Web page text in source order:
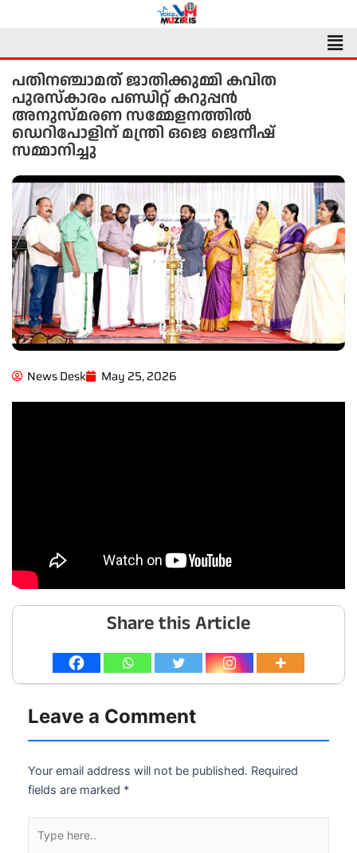
പതിനഞ്ചാമത് ജാതിക്കുമ്മി കവിത
പുരസ്കാരം പണ്ഡിറ്റ് കറുപ്പൻ
അനുസ്മരണ സമ്മേളനത്തിൽ
ഡെറിപോളിന് മന്ത്രി ഒജെ ജെനീഷ്
സമ്മാനിച്ചു
News Desk May 25, 2026
Share this Article
Leave a Comment
Your email address will not be published. Required
fields are marked *
here..